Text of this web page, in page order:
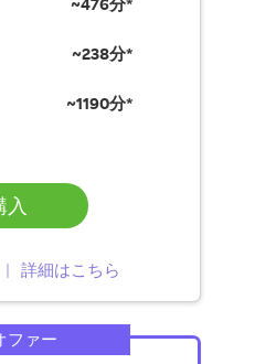
~238分*
~1190分*
入
詳細はこちら
ファー